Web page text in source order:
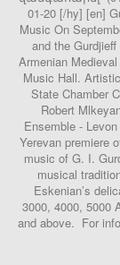
01-20 [/hy] [en]
Music On
and the
Armenian
Music Hall.
State Chamber
Robert
Ensemble -
Yerevan premiere
music of G. I.
musical
Eskenian’s
3000, 4000, 5000
and above. For